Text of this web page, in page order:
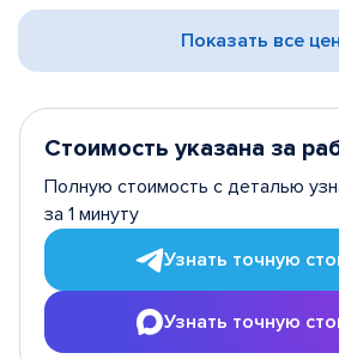
Показать все
Стоимость указана за
Полную стоимость с деталью
за 1 минуту
Узнать точную
Узнать точную